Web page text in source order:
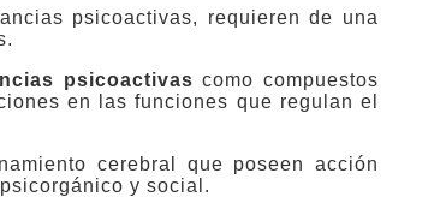
psicoactivas, requieren de una
psicoactivas como compuestos
en las funciones que regulan el
cerebral que poseen acción
y social.